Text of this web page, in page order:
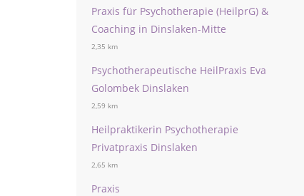
Praxis für Psychotherapie (HeilprG) &
Coaching in Dinslaken-Mitte
2,35 km
Psychotherapeutische HeilPraxis Eva
Golombek Dinslaken
2,59 km
Heilpraktikerin Psychotherapie
Privatpraxis Dinslaken
2,65 km
Praxis